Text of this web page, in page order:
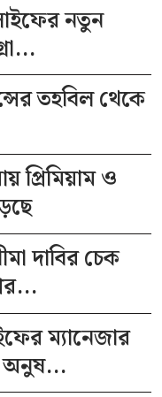
নতুন
তহবিল থেকে
প্রিমিয়াম ও
দাবির চেক
ম্যানেজার
অনুষ...